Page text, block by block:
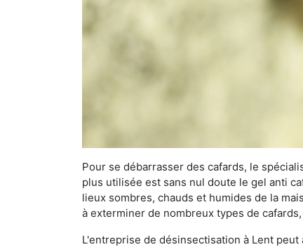
Pour se débarrasser des cafards, le
plus utilisée est sans nul doute le gel anti
lieux sombres, chauds et humides de la
à exterminer de nombreux types de
L'entreprise de désinsectisation à Lent